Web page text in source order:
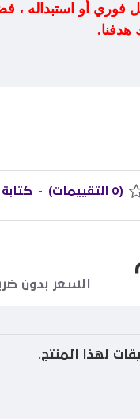
فوري أو استبداله ،
هدفنا.
(0 التقييمات) -
السعر بدون ضريبة :
لهذا المنتج.